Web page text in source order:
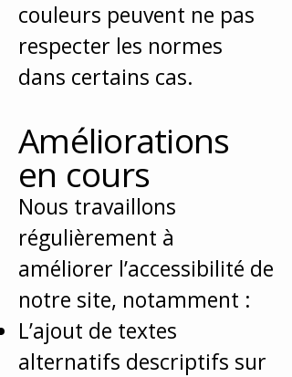
couleurs peuvent ne pas
respecter les normes
dans certains cas.
Améliorations
en cours
Nous travaillons
régulièrement à
améliorer l’accessibilité de
notre site, notamment :
L’ajout de textes
alternatifs descriptifs sur